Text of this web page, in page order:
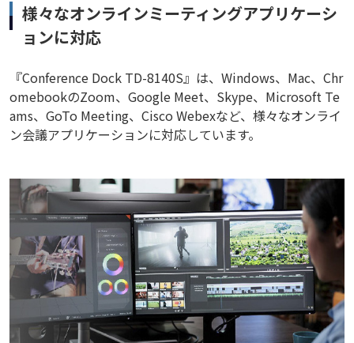
様々なオンラインミーティングアプリケーシ
ョンに対応
『Conference Dock TD-8140S』は、Windows、Mac、Chr
omebookのZoom、Google Meet、Skype、Microsoft Te
ams、GoTo Meeting、Cisco Webexなど、様々なオンライ
ン会議アプリケーションに対応しています。